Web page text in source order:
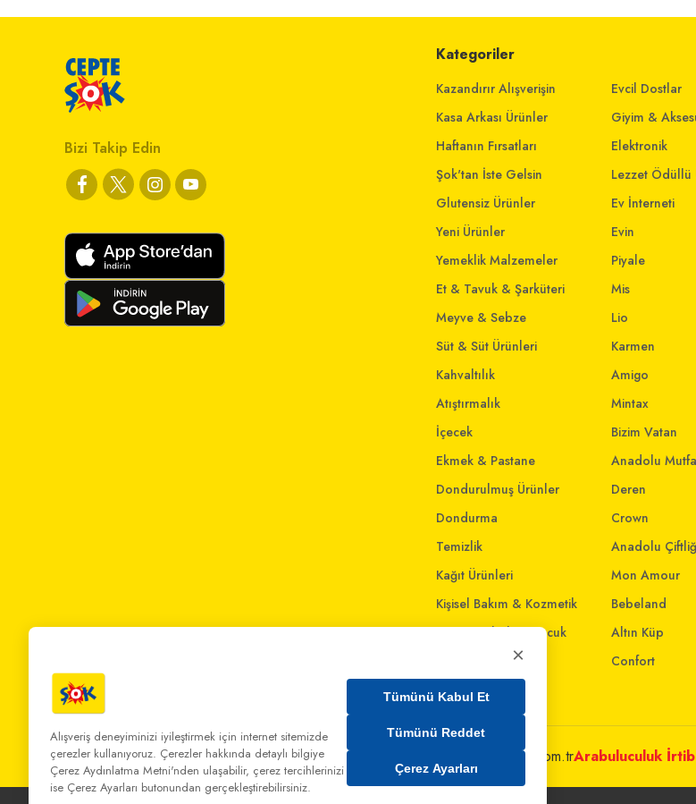
Bizi Takip Edin
Kategoriler
Kazandırır Alışverişin
Kasa Arkası Ürünler
Haftanın Fırsatları
Şok'tan İste Gelsin
Glutensiz Ürünler
Yeni Ürünler
Yemeklik Malzemeler
Et & Tavuk & Şarküteri
Meyve & Sebze
Süt & Süt Ürünleri
Kahvaltılık
Atıştırmalık
İçecek
Ekmek & Pastane
Dondurulmuş Ürünler
Dondurma
Temizlik
Kağıt Ürünleri
Kişisel Bakım & Kozmetik
Anne - Bebek & Çocuk
Ev & Yaşam
Evcil Dostlar
Giyim &
Elektronik
Lezzet Ödüllü
Ev İnterneti
Evin
Piyale
Mis
Lio
Karmen
Amigo
Mintax
Bizim Vatan
Anadolu
Deren
Crown
Anadolu
Mon Amour
Bebeland
Altın Küp
Confort
Bizi Arayın:0 850 808 00 00Bize Yazın: musterihizmetleri@mim.sokmarket.com.trArabuluculuk
×
Alışveriş deneyiminizi iyileştirmek için internet sitemizde
çerezler kullanıyoruz. Çerezler hakkında detaylı bilgiye
Çerez Aydınlatma Metni'nden ulaşabilir, çerez tercihlerinizi
ise Çerez Ayarları butonundan gerçekleştirebilirsiniz.
Tümünü Kabul Et
Tümünü Reddet
Çerez Ayarları